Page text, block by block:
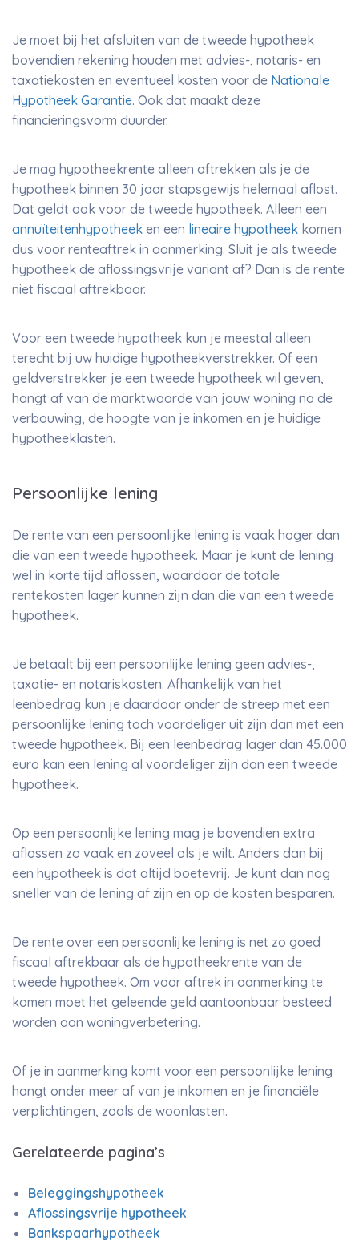
Je moet bij het afsluiten van de tweede hypotheek
bovendien rekening houden met advies-, notaris- en
taxatiekosten en eventueel kosten voor de Nationale
Hypotheek Garantie. Ook dat maakt deze
financieringsvorm duurder.
Je mag hypotheekrente alleen aftrekken als je de
hypotheek binnen 30 jaar stapsgewijs helemaal aflost.
Dat geldt ook voor de tweede hypotheek. Alleen een
annuïteitenhypotheek en een lineaire hypotheek komen
dus voor renteaftrek in aanmerking. Sluit je als tweede
hypotheek de aflossingsvrije variant af? Dan is de rente
niet fiscaal aftrekbaar.
Voor een tweede hypotheek kun je meestal alleen
terecht bij uw huidige hypotheekverstrekker. Of een
geldverstrekker je een tweede hypotheek wil geven,
hangt af van de marktwaarde van jouw woning na de
verbouwing, de hoogte van je inkomen en je huidige
hypotheeklasten.
Persoonlijke lening
De rente van een persoonlijke lening is vaak hoger dan
die van een tweede hypotheek. Maar je kunt de lening
wel in korte tijd aflossen, waardoor de totale
rentekosten lager kunnen zijn dan die van een tweede
hypotheek.
Je betaalt bij een persoonlijke lening geen advies-,
taxatie- en notariskosten. Afhankelijk van het
leenbedrag kun je daardoor onder de streep met een
persoonlijke lening toch voordeliger uit zijn dan met een
tweede hypotheek. Bij een leenbedrag lager dan 45.000
euro kan een lening al voordeliger zijn dan een tweede
hypotheek.
Op een persoonlijke lening mag je bovendien extra
aflossen zo vaak en zoveel als je wilt. Anders dan bij
een hypotheek is dat altijd boetevrij. Je kunt dan nog
sneller van de lening af zijn en op de kosten besparen.
De rente over een persoonlijke lening is net zo goed
fiscaal aftrekbaar als de hypotheekrente van de
tweede hypotheek. Om voor aftrek in aanmerking te
komen moet het geleende geld aantoonbaar besteed
worden aan woningverbetering.
Of je in aanmerking komt voor een persoonlijke lening
hangt onder meer af van je inkomen en je financiële
verplichtingen, zoals de woonlasten.
Gerelateerde pagina’s
Beleggingshypotheek
Aflossingsvrije hypotheek
Bankspaarhypotheek